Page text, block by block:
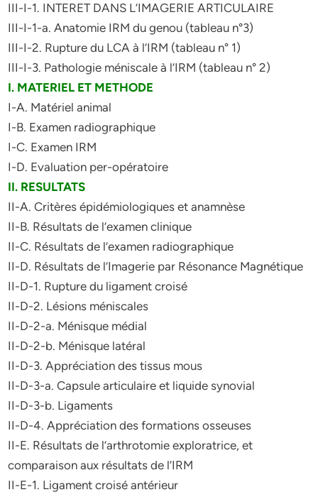
III-I-1. INTERET DANS L’IMAGERIE ARTICULAIRE
III-I-1-a. Anatomie IRM du genou (tableau n°3)
III-I-2. Rupture du LCA à l’IRM (tableau n° 1)
III-I-3. Pathologie méniscale à l’IRM (tableau n° 2)
I. MATERIEL ET METHODE
I-A. Matériel animal
I-B. Examen radiographique
I-C. Examen IRM
I-D. Evaluation per-opératoire
II. RESULTATS
II-A. Critères épidémiologiques et anamnèse
II-B. Résultats de l’examen clinique
II-C. Résultats de l’examen radiographique
II-D. Résultats de l’Imagerie par Résonance Magnétique
II-D-1. Rupture du ligament croisé
II-D-2. Lésions méniscales
II-D-2-a. Ménisque médial
II-D-2-b. Ménisque latéral
II-D-3. Appréciation des tissus mous
II-D-3-a. Capsule articulaire et liquide synovial
II-D-3-b. Ligaments
II-D-4. Appréciation des formations osseuses
II-E. Résultats de l’arthrotomie exploratrice, et
comparaison aux résultats de l’IRM
II-E-1. Ligament croisé antérieur